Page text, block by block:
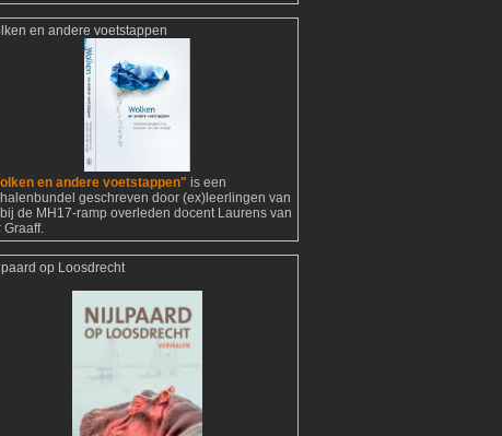
en andere voetstappen
en andere voetstappen" is een
geschreven door (ex)leerlingen van
de MH17-ramp overleden docent Laurens van
Graaff.
op Loosdrecht